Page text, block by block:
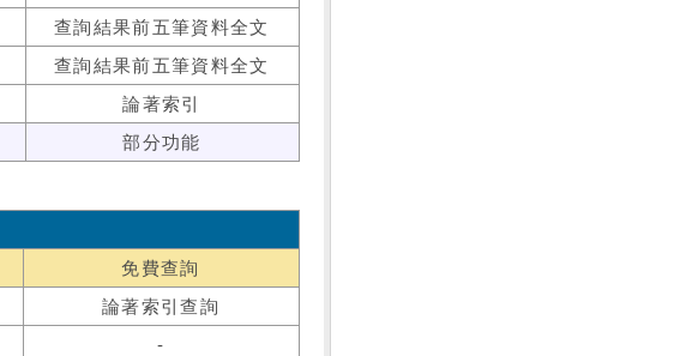
查詢結果前五筆資料全文
查詢結果前五筆資料全文
論著索引
部分功能
免費查詢
論著索引查詢
-